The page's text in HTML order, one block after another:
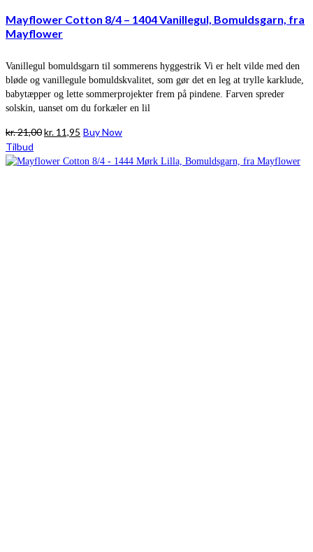
Mayflower Cotton 8/4 – 1404 Vanillegul, Bomuldsgarn, fra
Mayflower
Vanillegul bomuldsgarn til sommerens hyggestrik Vi er helt vilde med den
bløde og vanillegule bomuldskvalitet, som gør det en leg at trylle karklude,
babytæpper og lette sommerprojekter frem på pindene. Farven spreder
solskin, uanset om du forkæler en lil
kr.21,00Den
pris
kr. 11,95 Den
pris
Buy Now
Tilbud